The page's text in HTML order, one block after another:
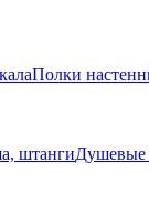
Полки
штангиДушевые